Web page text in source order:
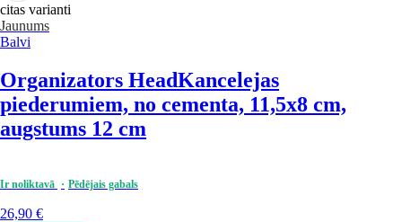
citas varianti
Jaunums
Balvi
Organizators HeadKancelejas
piederumiem, no cementa, 11,5x8 cm,
augstums 12 cm
Ir noliktavā Pēdējais gabals
26,90 €